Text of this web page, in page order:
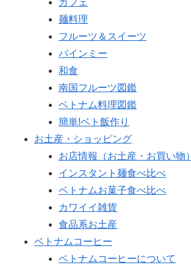
カフェ
麺料理
フルーツ＆スイーツ
バインミー
和食
南国フルーツ図鑑
ベトナム料理図鑑
簡単!ベト飯作り
お土産・ショッピング
お店情報（お土産・お買い物）
インスタント麺食べ比べ
ベトナムお菓子食べ比べ
カワイイ雑貨
食品系お土産
ベトナムコーヒー
ベトナムコーヒーについて